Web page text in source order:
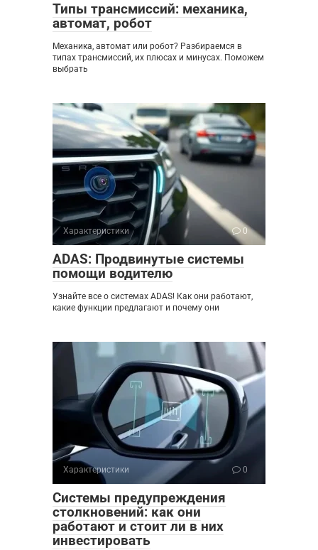
Типы трансмиссий: механика,
автомат, робот
Механика, автомат или робот? Разбираемся в
типах трансмиссий, их плюсах и минусах. Поможем
выбрать
Характеристики 0
ADAS: Продвинутые системы
помощи водителю
Узнайте все о системах ADAS! Как они работают,
какие функции предлагают и почему они
Характеристики 0
Системы предупреждения
столкновений: как они
работают и стоит ли в них
инвестировать